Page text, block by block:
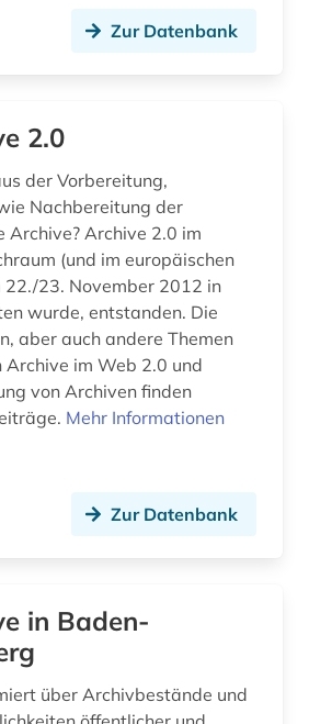
europäische geistesgeschichte (1)
familienchronik (1)
farbherstellung (1)
und filmwissenschaft (1)
Zur Datenbank
2.0
der Vorbereitung,
Nachbereitung der
Archive? Archive 2.0 im
(und im europäischen
22./23. November 2012 in
wurde, entstanden. Die
aber auch andere Themen
Archive im Web 2.0 und
von Archiven finden
Mehr Informationen
Zur Datenbank
in Baden-
über Archivbestände und